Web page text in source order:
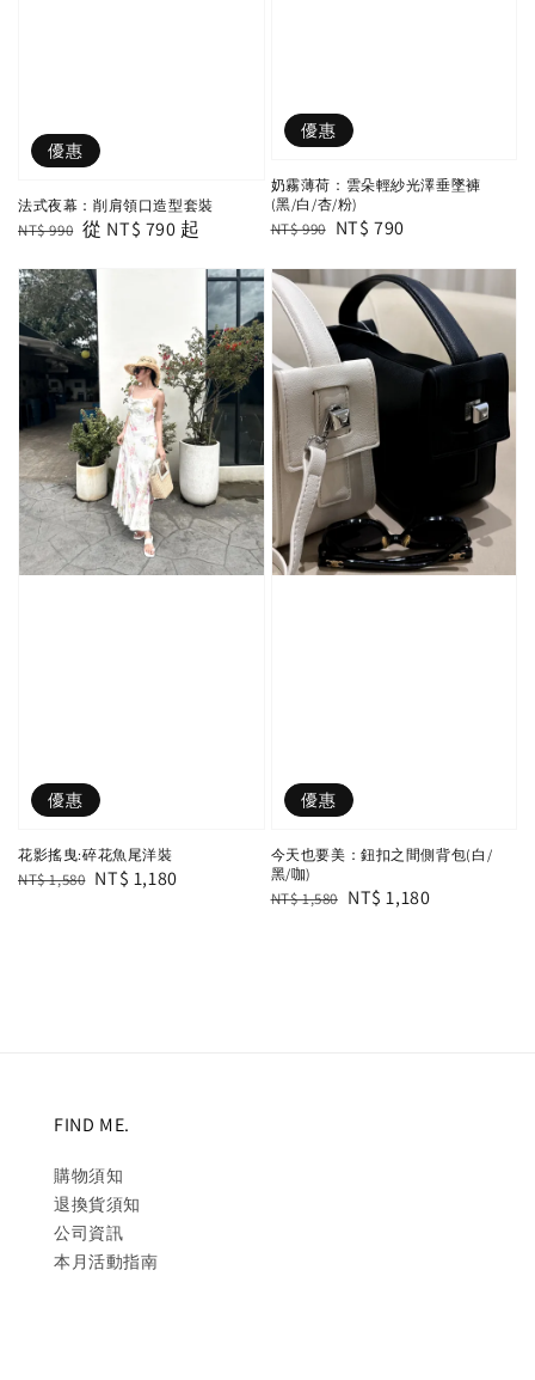
優惠
法式夜幕：削肩領口造型套裝
Regular
NT$ 990 Sale
從 NT$ 790 起
優惠
奶霧薄荷：雲朵輕紗光澤垂墜褲
(黑/白/杏/粉)
Regular
NT$ 990 Sale
NT$ 790
優惠
花影搖曳:碎花魚尾洋裝
Regular
NT$ 1,580 Sale
NT$ 1,180
優惠
今天也要美：鈕扣之間側背包(白/
黑/咖)
Regular
NT$ 1,580 Sale
NT$ 1,180
FIND ME.
購物須知
退換貨須知
公司資訊
本月活動指南